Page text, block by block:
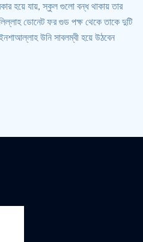
হয়ে যায়, স্কুল গুলো বন্ধ থাকায় তার
ডোনেট ফর গুড পক্ষ থেকে তাকে দুটি
উনি সাবলম্বী হয়ে উঠবেন